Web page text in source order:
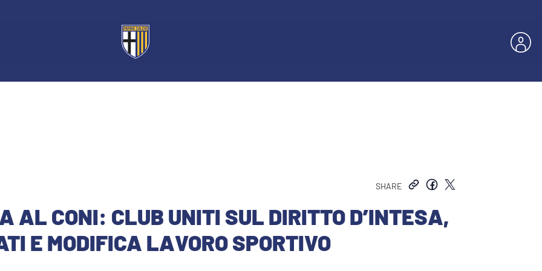
SHARE
AL CONI: CLUB UNITI SUL DIRITTO D’INTESA,
E MODIFICA LAVORO SPORTIVO